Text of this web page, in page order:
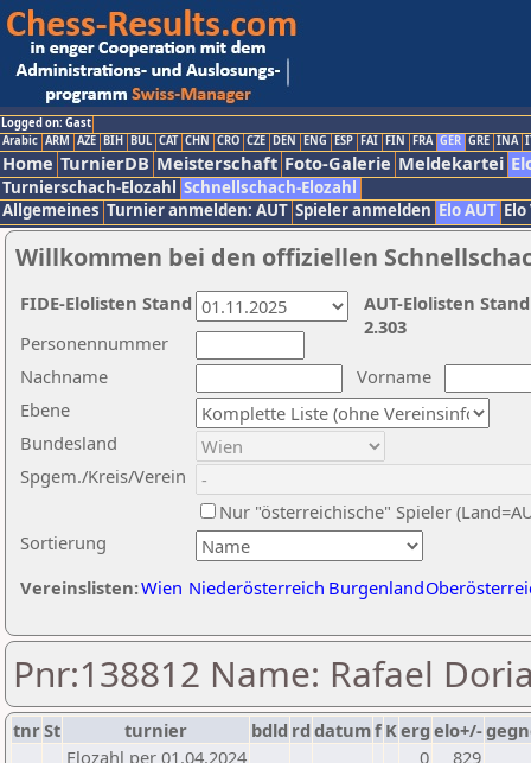
Logged on: Gast
Arabic ARM AZE BIH BUL CAT CHN CRO CZE DEN ENG ESP FAI FIN FRA GER GRE INA
Home TurnierDB Meisterschaft Foto-Galerie Meldekartei
Turnierschach-Elozahl Schnellschach-Elozahl
Allgemeines Turnier anmelden: AUT Spieler anmelden Elo AUT
Willkommen bei den offiziellen
Nachname
Vorname
Ebene
Sortierung
Personennummer
Bundesland
Spgem./Kreis/Verein
Nur "österreichische" Spieler
Vereinslisten:Wien Niederösterreich Burgenland
AUT-Elolisten
2.303
FIDE-Elolisten Stand
Pnr:138812 Name: Rafael
tnrSt turnier bdld rd datumf Kerg elo+/-
Elozahl per 01.04.2024
0
829